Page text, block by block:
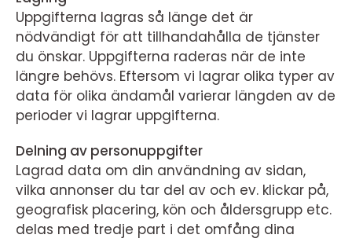
Uppgifterna lagras så länge det är
nödvändigt för att tillhandahålla de tjänster
du önskar. Uppgifterna raderas när de inte
längre behövs. Eftersom vi lagrar olika typer av
data för olika ändamål varierar längden av de
perioder vi lagrar uppgifterna.
Delning av personuppgifter
Lagrad data om din användning av sidan,
vilka annonser du tar del av och ev. klickar på,
geografisk placering, kön och åldersgrupp etc.
delas med tredje part i det omfång dina